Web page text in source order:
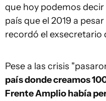
que hoy podemos
país que el 2019 a
recordó el exsecretario
Pese a las crisis
país donde creamos
Frente Amplio había